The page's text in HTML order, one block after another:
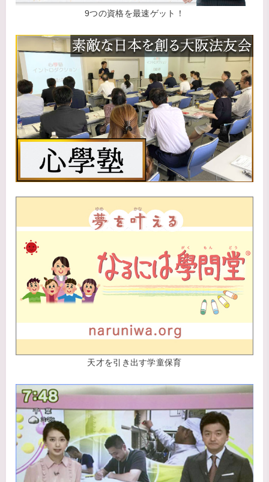
9つの資格を最速ゲット！
天才を引き出す学童保育